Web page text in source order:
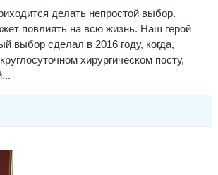
делать непростой выбор.
повлиять на всю жизнь. Наш герой
выбор сделал в 2016 году, когда,
хирургическом посту,